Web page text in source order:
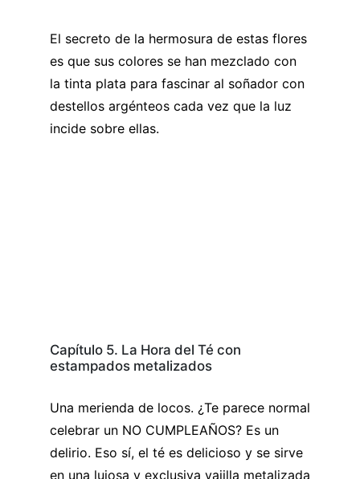
El secreto de la hermosura de estas flores
es que sus colores se han mezclado con
la tinta plata para fascinar al soñador con
destellos argénteos cada vez que la luz
incide sobre ellas.
Capítulo 5. La Hora del Té con
estampados metalizados
Una merienda de locos. ¿Te parece normal
celebrar un NO CUMPLEAÑOS? Es un
delirio. Eso sí, el té es delicioso y se sirve
en una lujosa y exclusiva vajilla metalizada